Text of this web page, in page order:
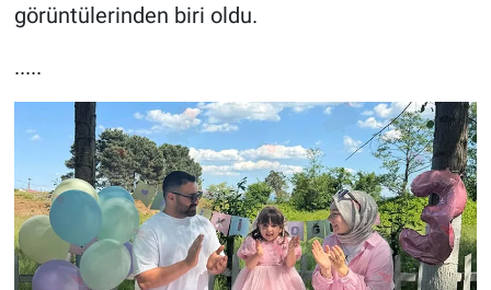
görüntülerinden biri oldu.
.....